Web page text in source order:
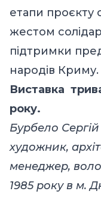
етапи
жестом
підтримки
народів Криму.
Виставка
року.
Бурбело
художник,
менеджер,
1985 року в м.